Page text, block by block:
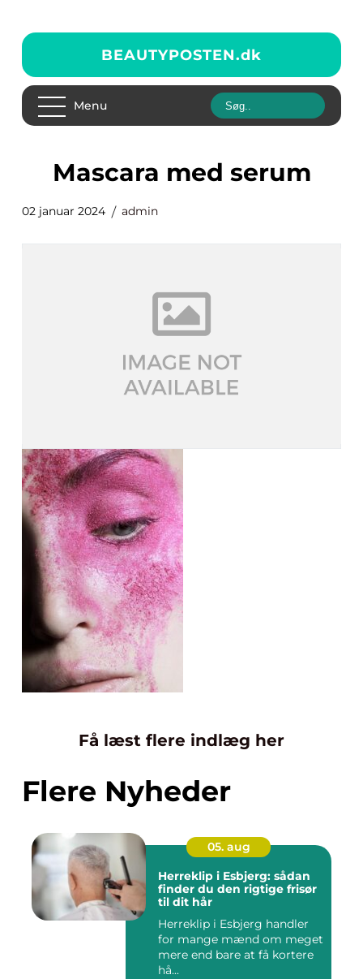
BEAUTYPOSTEN.dk
Menu
mascara med serum
02 januar 2024 admin
Få læst flere indlæg her
Flere Nyheder
05. aug
Herreklip i Esbjerg: sådan
finder du den rigtige frisør
til dit hår
Herreklip i Esbjerg handler
for mange mænd om meget
mere end bare at få kortere
hå...